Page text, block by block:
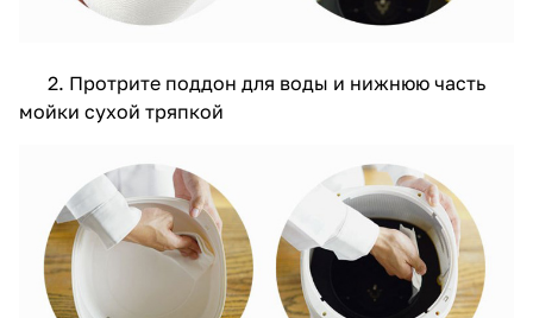
2. Протрите поддон для воды и нижнюю часть
мойки сухой тряпкой